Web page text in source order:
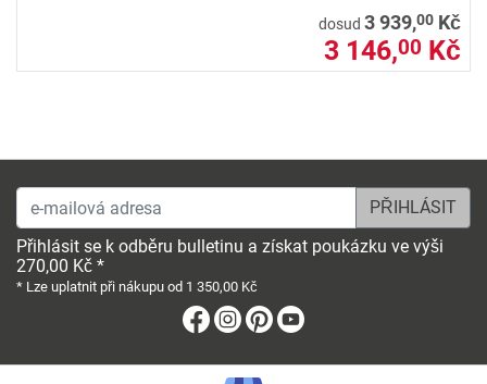
dosud 3 939,00 Kč
3 146,00 Kč
e-mailová adresa
Přihlásit se k odběru bulletinu a získat poukázku ve výši
270,00 Kč *
* Lze uplatnit při nákupu od 1 350,00 Kč
Facebook
Instagram
Pinterest